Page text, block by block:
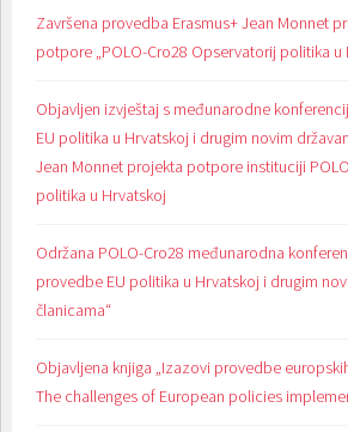
Završena provedba Erasmus+ Jean Monnet
potpore „POLO-Cro28 Opservatorij politika u
Objavljen izvještaj s međunarodne
EU politika u Hrvatskoj i drugim novim
Jean Monnet projekta potpore instituciji
politika u Hrvatskoj
Održana POLO-Cro28 međunarodna
provedbe EU politika u Hrvatskoj i drugim
članicama“
Objavljena knjiga „Izazovi provedbe
The challenges of European policies